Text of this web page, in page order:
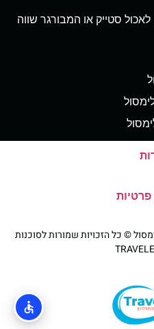
סטייק או המבורגר שווה
פרטיות
© כל הזכויות שמורות לסוכנות